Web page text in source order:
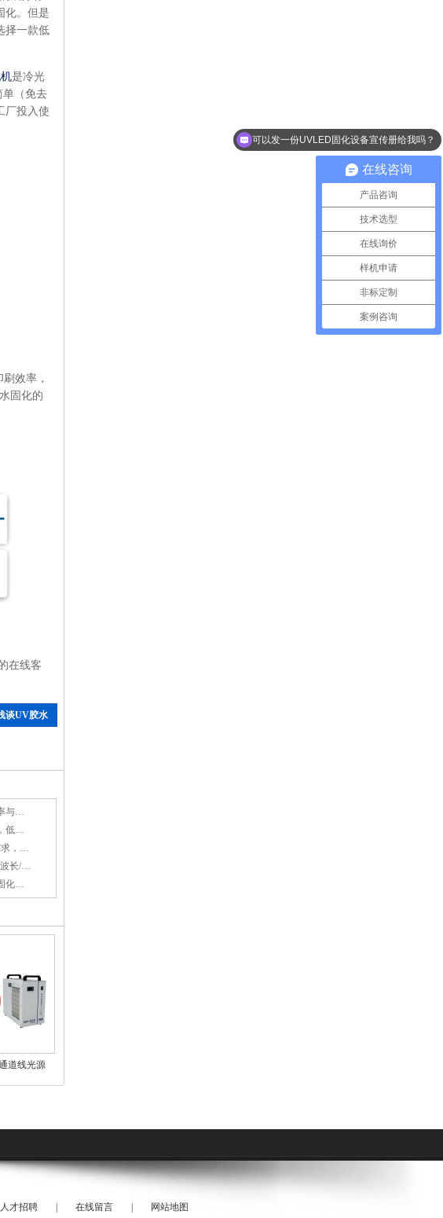
化。但是
择一款低
是冷光
单（免去
厂投入使
效率，
固化的
在线客
谈UV胶水
昀通科技UV固化设备高效固化，提升模组良率与可靠性，是车载摄像头组装优选
昀通科技UV固化设备适配电子封装粘接工序，低温守护精密电子元件性能稳定
昀通科技 UV 固化机满足 UV 油墨快速固化需求，实现即时干燥，助力高速印刷产线高效生产
多基材粘接不稳?昀通科技UV固化设备可调控波长/强度，适配金属/塑料/玻璃全场景适用
昀通科技以高功率芯片与智能控制，打造UV固化设备国产优选品牌
道线光源
人才招聘 在线留言 网站地图
在线咨询
产品咨询
技术选型
在线询价
样机申请
非标定制
案例咨询
可以发一份UVLED固化设备宣传册给我吗？